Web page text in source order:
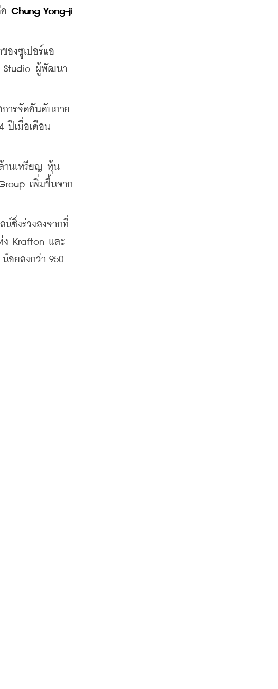
Chung Yong-ji
องซูเปอร์แอ
Studio ผู้พัฒนา
ารจัดอันดับภาย
ปีเมื่อเดือน
านเหรียญ หุ้น
เพิ่มขึ้นจาก
ซึ่งร่วงลงจากที่
ง Krafton และ
อยลงกว่า 950